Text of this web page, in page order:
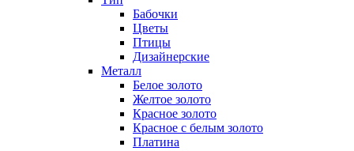
Бабочки
Цветы
Птицы
Дизайнерские
Металл
Белое золото
Желтое золото
Красное золото
Красное с белым золото
Платина